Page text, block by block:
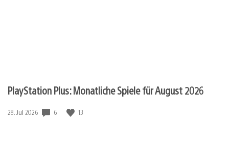
PlayStation Plus: Monatliche Spiele für August 2026
Veröffentlichungsdatum:
28. Jul 2026 6 13